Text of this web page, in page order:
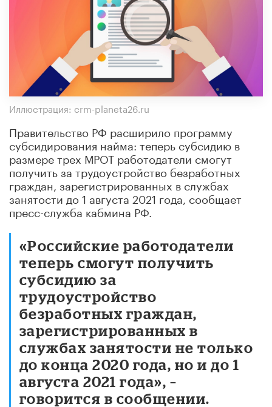
Иллюстрация: crm-planeta26.ru
Правительство РФ расширило программу
субсидирования найма: теперь субсидию в
размере трех МРОТ работодатели смогут
получить за трудоустройство безработных
граждан, зарегистрированных в службах
занятости до 1 августа 2021 года, сообщает
пресс-служба кабмина РФ.
«Российские работодатели
теперь смогут получить
субсидию за
трудоустройство
безработных граждан,
зарегистрированных в
службах занятости не только
до конца 2020 года, но и до 1
августа 2021 года», –
говорится в сообщении.